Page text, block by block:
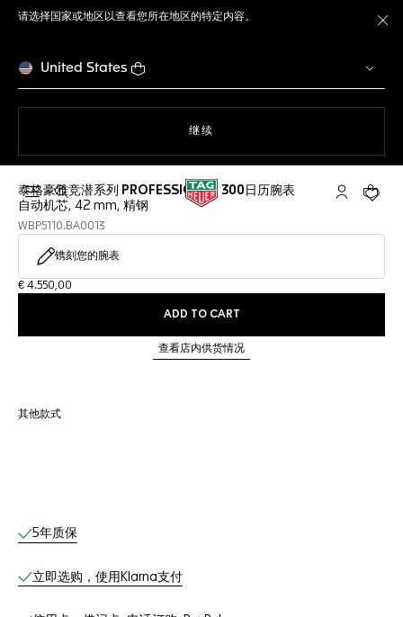
请选择国家或地区以查看您所在地区的特定内容。
United States
继续
打开搜索 My TAG您的
泰格豪雅竞潜系列 PROFESSIONAL 300日历腕表
自动机芯, 42 mm, 精钢
WBP5110.BA0013
镌刻您的腕表
€ 4.550,00
ADD TO CART
查看店内供货情况
其他款式
线上服务
5年质保
立即选购，使用Klarna支付